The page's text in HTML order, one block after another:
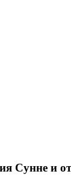
и